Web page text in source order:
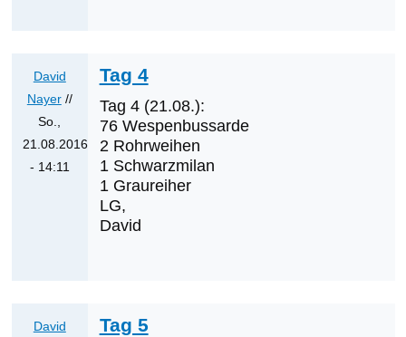
Nayer
David
Nayer//
So.,
21.08.2016
- 14:11
Erstnachweise
Tag 4
Tag 4 (21.08.):
76 Wespenbussarde
2 Rohrweihen
1 Schwarzmilan
1 Graureiher
LG,
David
David
Tag 5